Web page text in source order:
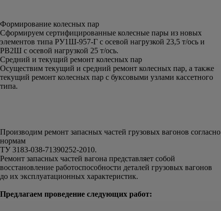
Формирование колесных пар
Сформируем сертифицированные колесные пары из новых
элементов типа РУ1Ш-957-Г с осевой нагрузкой 23,5 т/ось и
РВ2Ш с осевой нагрузкой 25 т/ось.
Средний и текущий ремонт колесных пар
Осуществим текущий и средний ремонт колесных пар, а также
текущий ремонт колесных пар с буксовыми узлами кассетного
типа.
Производим ремонт запасных частей грузовых вагонов согласно
нормам
ТУ 3183-038-71390252-2010.
Ремонт запасных частей вагона представляет собой
восстановление работоспособности деталей грузовых вагонов
до их эксплуатационных характеристик.
Предлагаем проведение следующих работ: